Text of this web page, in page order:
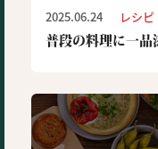
2025.06.24 レシピ
普段の料理に一品